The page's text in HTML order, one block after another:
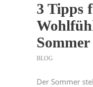
3 Tipps
Sommer
BLOG
Der Sommer